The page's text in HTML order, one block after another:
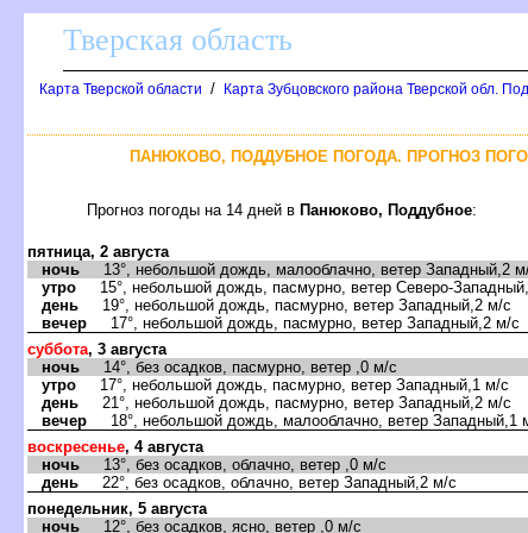
Тверская область
Карта Тверской области / Карта Зубцовского района Тверской обл.
ПАНЮКОВО, ПОДДУБНОЕ ПОГОДА. ПРОГНОЗ
Прогноз погоды на 14 дней в Панюково, Поддубное:
пятница, 2 августа
ночь 13°, небольшой дождь, малооблачно, ветер Западный,2
утро 15°, небольшой дождь, пасмурно, ветер Северо-
день 19°, небольшой дождь, пасмурно, ветер Западный,2 м/с
вечер 17°, небольшой дождь, пасмурно, ветер Западный,2 м/с
суббота, 3 августа
ночь 14°, без осадков, пасмурно, ветер ,0 м/с
утро 17°, небольшой дождь, пасмурно, ветер Западный,1 м/с
день 21°, небольшой дождь, пасмурно, ветер Западный,2 м/с
вечер 18°, небольшой дождь, малооблачно, ветер Западный,1
воскресенье, 4 августа
ночь 13°, без осадков, облачно, ветер ,0 м/с
день 22°, без осадков, облачно, ветер Западный,2 м/с
понедельник, 5 августа
ночь 12°, без осадков, ясно, ветер ,0 м/с